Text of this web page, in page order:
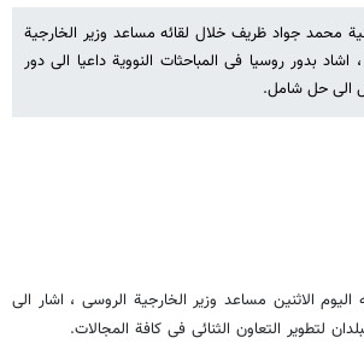
محمد جواد ظریف خلال لقائه مساعد وزیر الخارجیة
بدور روسیا فی المباحثات النوویة داعیا الی دور
الی حل شامل.
الاثنین مساعد وزیر الخارجیة الروسی ، اشار الی
لتطویر التعاون الثنائی فی کافة المجالات.